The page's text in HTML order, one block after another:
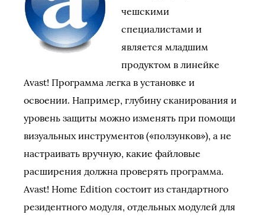
чешскими
специалистами и
является младшим
продуктом в линейке
Avast! Программа легка в установке и
освоении. Например, глубину сканирования и
уровень защиты можно изменять при помощи
визуальных инструментов («ползунков»), а не
настраивать вручную, какие файловые
расширения должна проверять программа.
Avast! Home Edition состоит из стандартного
резидентного модуля, отдельных модулей для